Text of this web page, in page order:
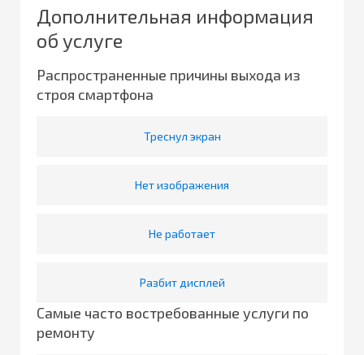
Дополнительная информация
об услуге
Распространенные причины выхода из
строя смартфона
Треснул экран
Нет изображения
Не работает
Разбит дисплей
Самые часто востребованные услуги по
ремонту